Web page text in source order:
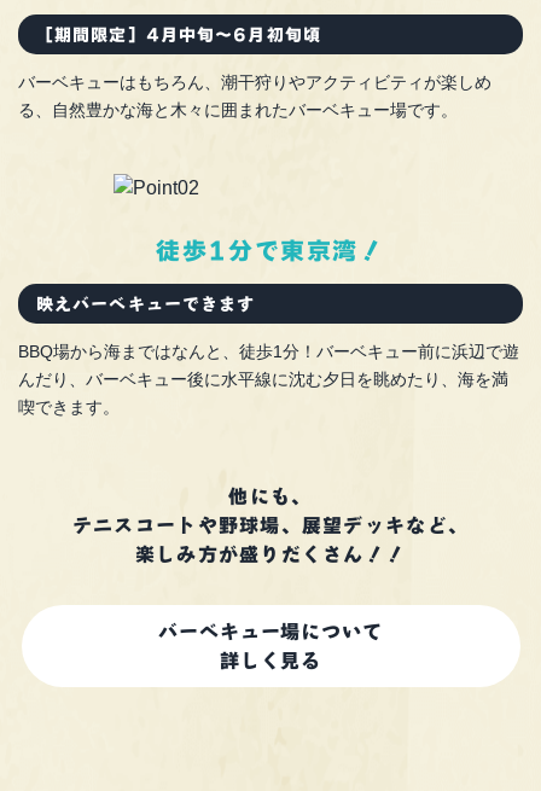
［期間限定］4月中旬～6月初旬頃
バーベキューはもちろん、潮干狩りやアクティビティが楽しめ
る、自然豊かな海と木々に囲まれたバーベキュー場です。
徒歩1分で東京湾！
映えバーベキューできます
BBQ場から海まではなんと、徒歩1分！バーベキュー前に浜辺で遊
んだり、バーベキュー後に水平線に沈む夕日を眺めたり、海を満
喫できます。
他にも、
テニスコートや野球場、展望デッキなど、
楽しみ方が盛りだくさん！！
バーベキュー場について
詳しく見る